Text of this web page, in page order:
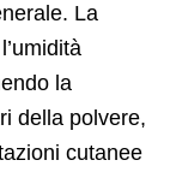
La
la
della polvere,
cutanee